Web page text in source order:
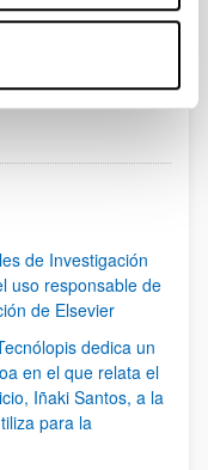
Use TAB para
de Investigación
uso responsable de
de Elsevier
dedica un
en el que relata el
Iñaki Santos, a la
para la